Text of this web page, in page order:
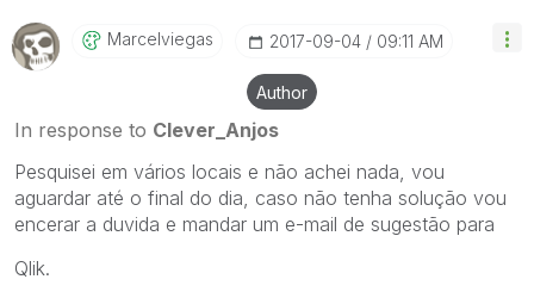
Marcelviegas ‎2017-09-04 09:11 AM
Author
In response to Clever_Anjos
Pesquisei em vários locais e não achei nada, vou
aguardar até o final do dia, caso não tenha solução vou
encerar a duvida e mandar um e-mail de sugestão para
Qlik.